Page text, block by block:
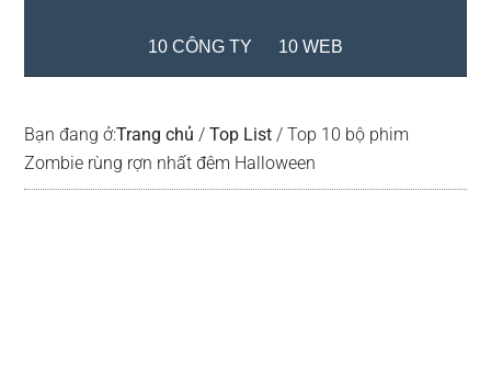
10 CÔNG TY 10 WEB
Bạn đang ở:Trang chủ / Top List / Top 10 bộ phim
Zombie rùng rợn nhất đêm Halloween